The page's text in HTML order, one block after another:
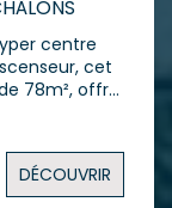
centre
78m², offre
ensuite à
équipée,
DÉCOUVRIR